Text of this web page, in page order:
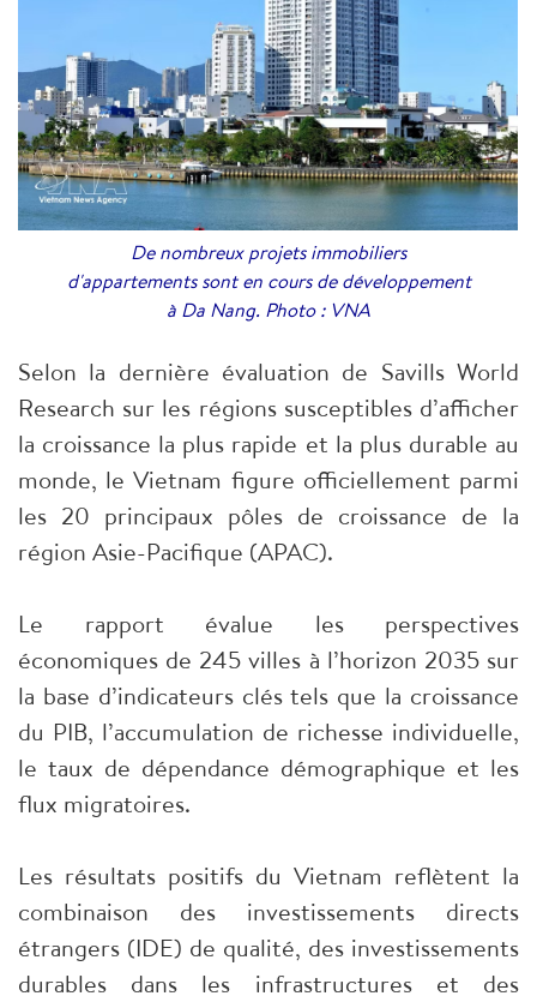
De nombreux projets immobiliers
d'appartements sont en cours de développement
à Da Nang. Photo : VNA
Selon la dernière évaluation de Savills World
Research sur les régions susceptibles d’afficher
la croissance la plus rapide et la plus durable au
monde, le Vietnam figure officiellement parmi
les 20 principaux pôles de croissance de la
région Asie-Pacifique (APAC).
Le rapport évalue les perspectives
économiques de 245 villes à l’horizon 2035 sur
la base d’indicateurs clés tels que la croissance
du PIB, l’accumulation de richesse individuelle,
le taux de dépendance démographique et les
flux migratoires.
Les résultats positifs du Vietnam reflètent la
combinaison des investissements directs
étrangers (IDE) de qualité, des investissements
durables dans les infrastructures et des